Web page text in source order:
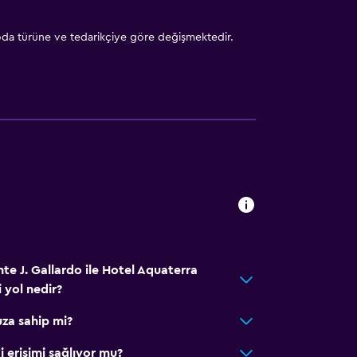
türüne ve tedarikçiye göre değişmektedir.
J. Gallardo ile Hotel Aquaterra
yol nedir?
sahip mi?
sağlıyor mu?